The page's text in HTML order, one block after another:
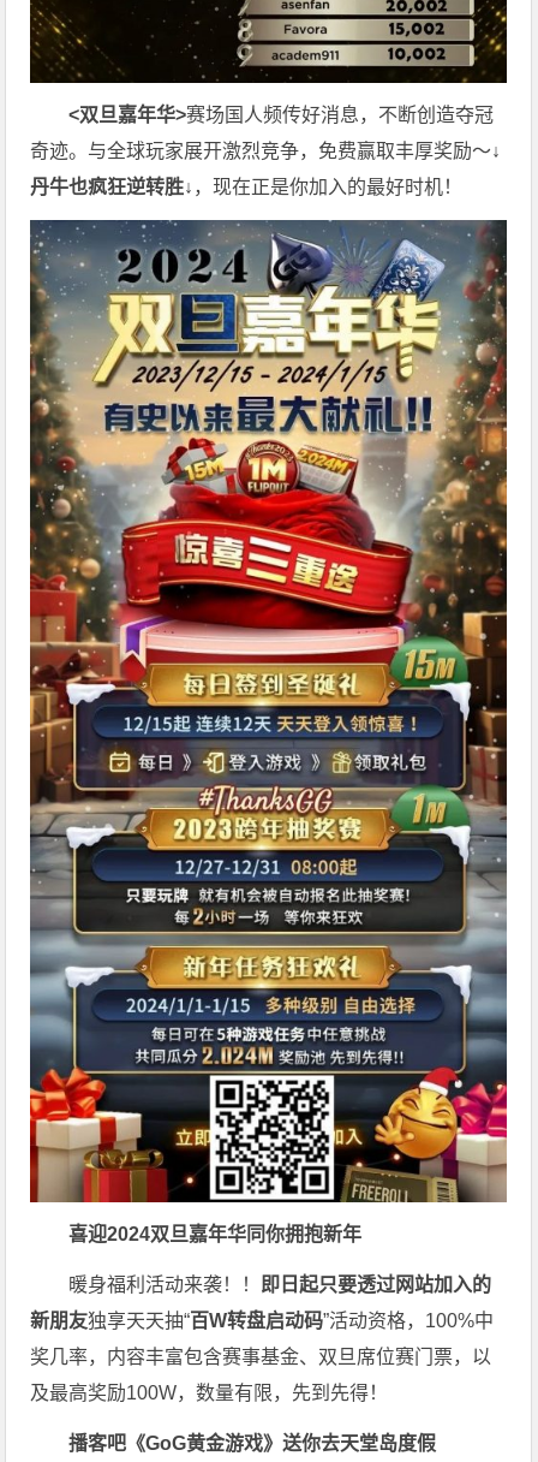
<双旦嘉年华>赛场国人频传好消息，不断创造夺冠
奇迹。与全球玩家展开激烈竞争，免费赢取丰厚奖励～↓
丹牛也疯狂逆转胜↓ ，现在正是你加入的最好时机！
喜迎2024双旦嘉年华同你拥抱新年
暖身福利活动来袭！！
即日起只要透过网站加入的
新朋友独享天天抽“百W转盘启动码”活动资格，100%中
奖几率，内容丰富包含赛事基金、双旦席位赛门票，以
及最高奖励100W，数量有限，先到先得！
播客吧 《GoG黄金游戏》送你去天堂岛度假